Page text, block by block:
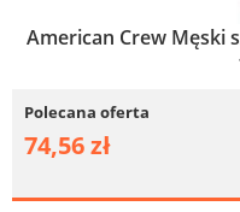
American Crew Męski
Polecana oferta
74,56 zł